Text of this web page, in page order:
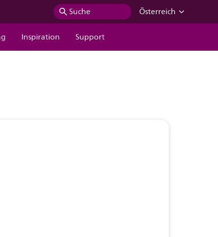
Suche
Österreich
Inspiration Support